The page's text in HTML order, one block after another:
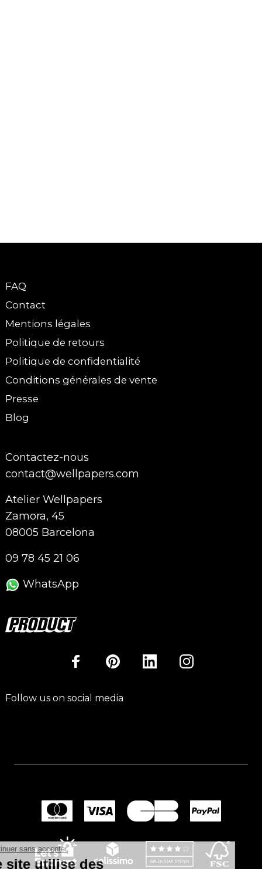
Continuer sans accepter
Ce site utilise des
FAQ
Contact
Mentions légales
Politique de retours
Politique de confidentialité
Conditions générales de vente
Presse
Blog
Contactez-nous
contact@wellpapers.com
Atelier Wellpapers
Zamora, 45
08005 Barcelona
09 78 45 21 06
WhatsApp
Follow us on social media